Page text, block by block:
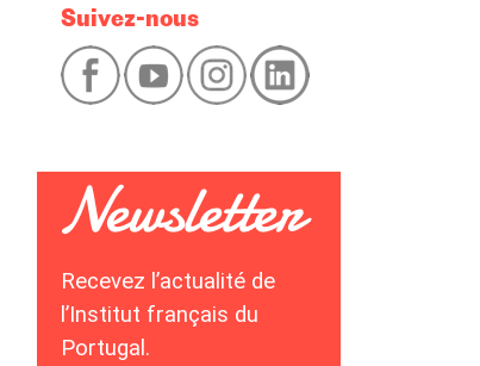
Suivez-nous
Recevez l’actualité de
l’Institut français du
Portugal.